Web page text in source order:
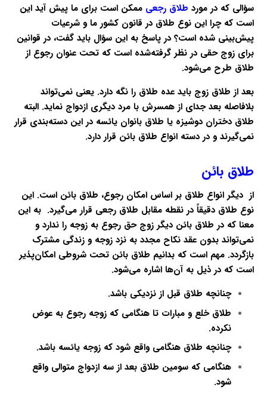
سؤالی که در مورد طلاق رجعی ممکن است برای ما پیش آید این
است که چرا این نوع طلاق در قانون کشور ما و شرعیات
پیش‌بینی شده است؟ در پاسخ به این سؤال باید گفت، در قوانین
برای زوج حقی در نظر گرفته‌شده است که تحت عنوان رجوع از
طلاق طرح می‌شود.
بعد از طلاق زوج باید عده طلاق را نگه دارد. یعنی نمی‌تواند
بلافاصله بعد جدای از همسرش با مرد دیگری ازدواج نماید. البته
طلاق دختران دوشیزه یا طلاق بانوان یائسه در این دسته‌بندی قرار
نمی‌گیرند و در دسته انواع طلاق بائن قرار دارد.
طلاق بائن
از دیگر انواع طلاق بر اساس امکان رجوع، طلاق بائن است. این
نوع طلاق دقیقاً در نقطه مقابل طلاق رجعی قرار می‌گیرد. به این
معنا که در طلاق بائن دیگر زوج حق رجوع به زوجه را ندارد و
نمی‌تواند بدون عقد نکاح مجدد به نزد زوجه و زندگی مشترک
بازگردد. مهم است که بدانیم طلاق بائن تحت شروطی امکان‌پذیر
است که در ذیل به آن‌ها اشاره می‌شود.
چنانچه طلاق قبل از نزدیکی باشد.
طلاق خلع و مبارات تا هنگامی که زوجه رجوع به عوض
نکرده.
چنانچه طلاق هنگامی واقع شود که زوجه یائسه باشد.
هنگامی که سومین طلاق بعد از سه ازدواج متوالی واقع
شود.